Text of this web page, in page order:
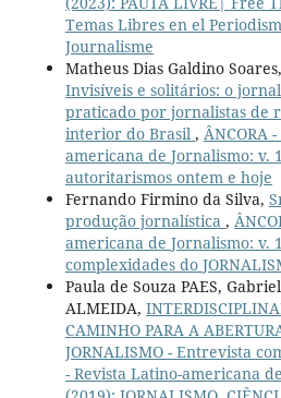
Temas Libres en el
Journalisme
Matheus Dias Galdino
Invisíveis e solitários: o
praticado por jornalistas de
interior do Brasil , ÂNCORA
americana de Jornalismo: v.
autoritarismos ontem e hoje
Fernando Firmino da Silva,
produção jornalística ,
americana de Jornalismo: v.
complexidades do
Paula de Souza PAES,
ALMEIDA,
CAMINHO PARA A
JORNALISMO - Entrevista
- Revista Latino-americana